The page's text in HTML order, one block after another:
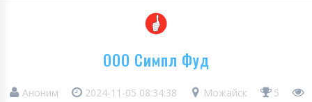
ООО Симпл Фуд
Аноним 2024-11-05 08:34:38 Можайск
5